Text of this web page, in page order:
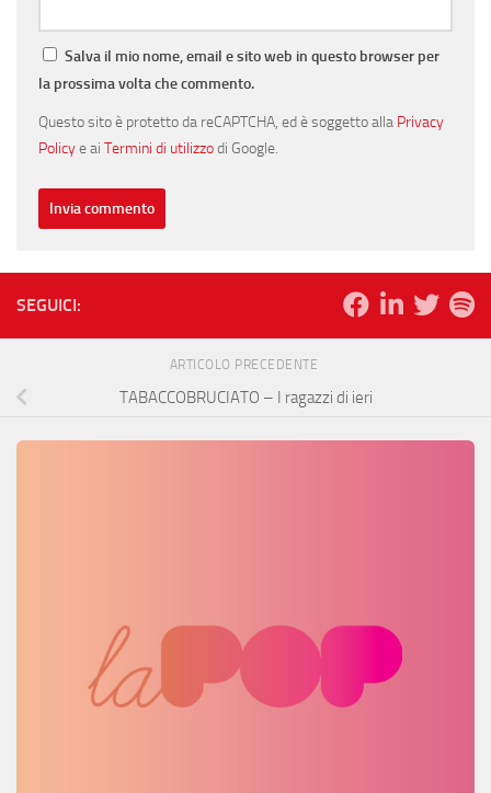
Salva il mio nome, email e sito web in questo browser per
la prossima volta che commento.
Questo sito è protetto da reCAPTCHA, ed è soggetto alla Privacy
Policye ai Termini di utilizzodi Google.
SEGUICI:
ARTICOLO PRECEDENTE
TABACCOBRUCIATO – I ragazzi di ieri